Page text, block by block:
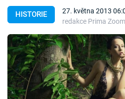
Témata
Témata
Pořady
HISTORIE
27. května 2013
redakce Prima Zoom